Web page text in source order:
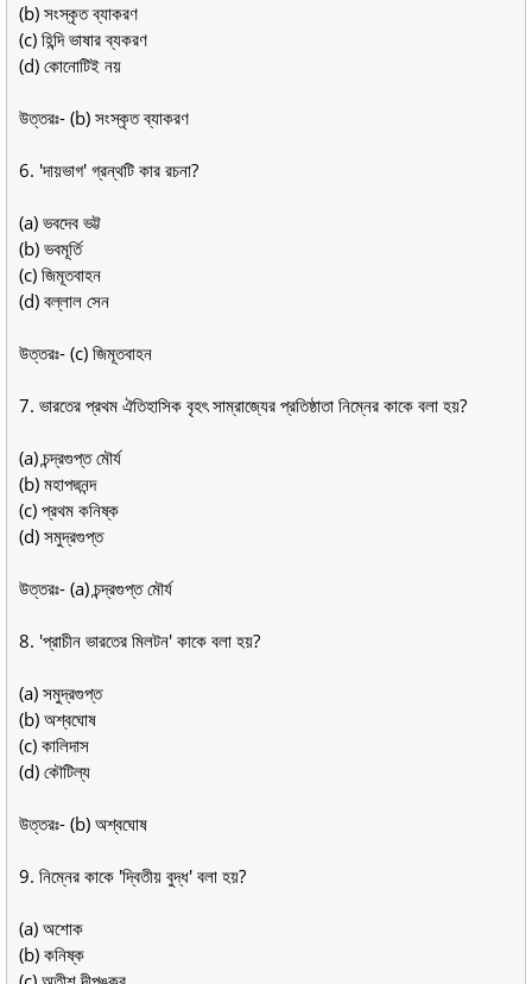
(b) সংস্কৃত ব্যাকরণ
(c) হিন্দি ভাষার ব্যকরণ
(d) কোনোটিই নয়
উত্তরঃ- (b) সংস্কৃত ব্যাকরণ
6. 'দায়ভাগ' গ্রন্থটি কার রচনা?
(a) ভবদেব ভট্ট
(b) ভবমূর্তি
(c) জিমূতবাহন
(d) বল্লাল সেন
উত্তরঃ- (c) জিমূতবাহন
7. ভারতের প্রথম ঐতিহাসিক বৃহৎ সাম্রাজ্যের প্রতিষ্ঠাতা নিম্নের কাকে বলা হয়?
(a) চন্দ্রগুপ্ত মৌর্য
(b) মহাপদ্মনন্দ
(c) প্রথম কনিষ্ক
(d) সমুদ্রগুপ্ত
উত্তরঃ- (a) চন্দ্রগুপ্ত মৌর্য
8. 'প্রাচীন ভারতের মিলটন' কাকে বলা হয়?
(a) সমুদ্রগুপ্ত
(b) অশ্বঘোষ
(c) কালিদাস
(d) কৌটিল্য
উত্তরঃ- (b) অশ্বঘোষ
9. নিম্নের কাকে 'দ্বিতীয় বুদ্ধ' বলা হয়?
(a) অশোক
(b) কনিষ্ক